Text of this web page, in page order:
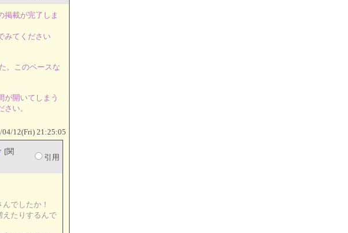
掲載が完了しま
みてください
。このペースな
が開いてしまう
い。
04/12(Fri) 21:25:05
[関
引用
でしたか！
えたりするんで